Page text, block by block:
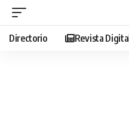
Directorio Revista Digital